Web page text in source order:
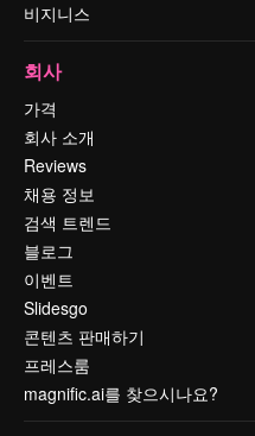
비지니스
회사
가격
회사 소개
Reviews
채용 정보
검색 트렌드
블로그
이벤트
Slidesgo
콘텐츠 판매하기
프레스룸
magnific.ai를 찾으시나요?